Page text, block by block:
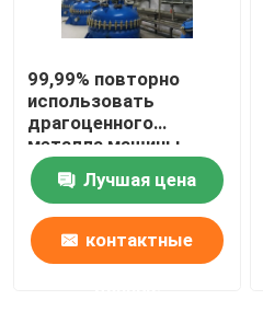
Оборудование
Печь золота индукции
Серебряная печь индукции
99,99% повторно
использовать
драгоценного
металла машины
электролиза серебра
особой чистоты
Лучшая цена
контактные